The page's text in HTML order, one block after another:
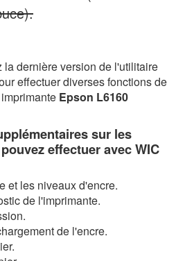
la dernière version de l'utilitaire
effectuer diverses fonctions de
Epson L6160
sur les
effectuer avec WIC
et les niveaux d'encre.
de l'imprimante.
de l'encre.